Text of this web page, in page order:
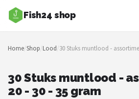
Fish24 shop
Zoeken
NAVIGATIE
Merken
Home/Shop/Lood/30 Stuks muntlood -
30 Stuks muntlood -
20 - 30 - 35 gram